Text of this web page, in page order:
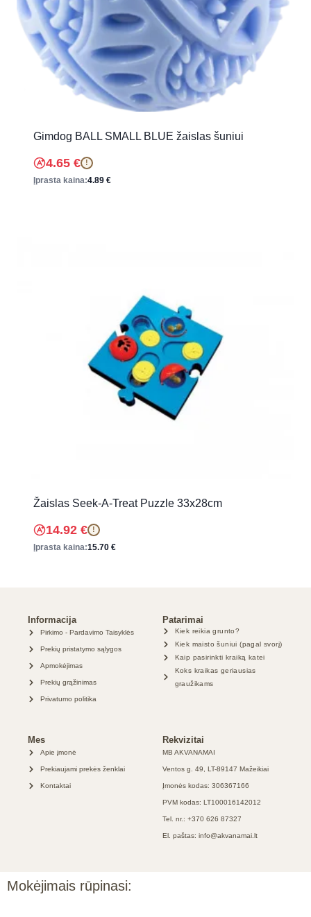
Gimdog BALL SMALL BLUE žaislas šuniui
4.65 € !
Įprasta kaina:4.89 €
Žaislas Seek-A-Treat Puzzle 33x28cm
14.92 € !
Įprasta kaina:15.70 €
Informacija
Pirkimo - Pardavimo Taisyklės
Prekių pristatymo sąlygos
Apmokėjimas
Prekių grąžinimas
Privatumo politika
Patarimai
Kiek reikia grunto?
Kiek maisto šuniui (pagal svorį)
Kaip pasirinkti kraiką katei
Koks kraikas geriausias
graužikams
Mes
Apie įmonė
Prekiaujami prekės ženklai
Kontaktai
Rekvizitai
MB AKVANAMAI
Ventos g. 49, LT-89147 Mažeikiai
Įmonės kodas: 306367166
PVM kodas: LT100016142012
Tel. nr.: +370 626 87327
El. paštas: info@akvanamai.lt
Mokėjimais rūpinasi: